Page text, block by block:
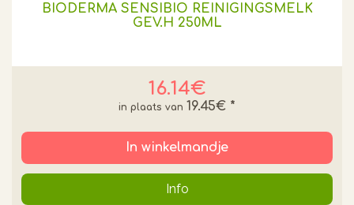
BIODERMA SENSIBIO REINIGINGSMELK
GEV.H 250ML
16.14€
19.45€ *
In winkelmandje
Info